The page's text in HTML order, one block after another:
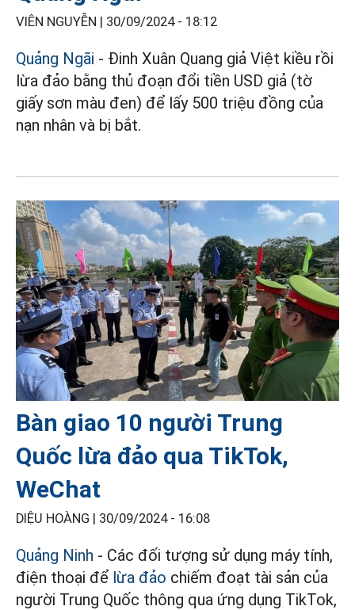
VIÊN NGUYỄN | 30/09/2024 - 18:12
Quảng Ngãi - Đinh Xuân Quang giả Việt kiều rồi
lừa đảo bằng thủ đoạn đổi tiền USD giả (tờ
giấy sơn màu đen) để lấy 500 triệu đồng của
nạn nhân và bị bắt.
Bàn giao 10 người Trung
Quốc lừa đảo qua TikTok,
WeChat
DIỆU HOÀNG | 30/09/2024 - 16:08
Quảng Ninh - Các đối tượng sử dụng máy tính,
điện thoại để lừa đảo chiếm đoạt tài sản của
người Trung Quốc thông qua ứng dụng TikTok,